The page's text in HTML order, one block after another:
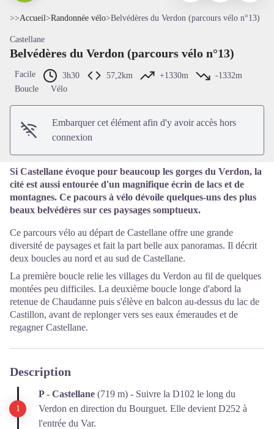
Voir l'image en plein écran
>>Accueil>Randonnée vélo>Belvédères du Verdon (parcours vélo n°13)
Castellane
Belvédères du Verdon (parcours vélo n°13)
Facile 3h30 57,2km +1330m
-1332m
Boucle
Vélo
Embarquer cet élément afin d'y avoir accès hors
connexion
Si Castellane évoque pour beaucoup les gorges du Verdon, la
cité est aussi entourée d'un magnifique écrin de lacs et de
montagnes. Ce pacours à vélo dévoile quelques-uns des plus
beaux belvédères sur ces paysages somptueux.
Ce parcours vélo au départ de Castellane offre une grande
diversité de paysages et fait la part belle aux panoramas. Il décrit
deux boucles au nord et au sud de Castellane.
La première boucle relie les villages du Verdon au fil de quelques
montées peu difficiles. La deuxième boucle longe d'abord la
retenue de Chaudanne puis s'élève en balcon au-dessus du lac de
Castillon, avant de replonger vers ses eaux émeraudes et de
regagner Castellane.
Description
P - Castellane (719 m) - Suivre la D102 le long du
Verdon en direction du Bourguet. Elle devient D252 à
l'entrée du Var.